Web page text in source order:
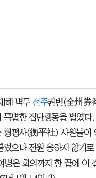
해 벽두전주권번(全州券
특별한 집단행동을 벌였다
형평사(衡平社) 사원들이
렀으나 전원 응하지 않기로
명은 회의까지 한 끝에 이